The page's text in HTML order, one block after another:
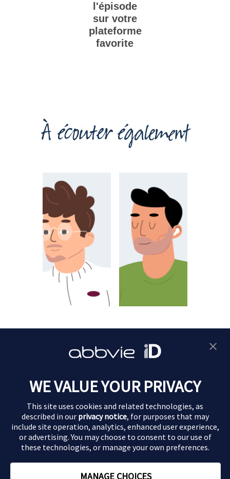
l'épisode
sur votre
plateforme
favorite
À écouter également
Épisode 1 :
Alexandre
Épisode 3 :
Ludovic
Politique de Confidentialité
Conditions d’Utilisation
Nous Contacter
En poursuivant votre navigation sur ce site, vous
WE VALUE YOUR PRIVACY
This site uses cookies and related technologies, as
described in our privacy notice, for purposes that may
include site operation, analytics, enhanced user experience,
or advertising. You may choose to consent to our use of
these technologies, or manage your own preferences.
MANAGE CHOICES